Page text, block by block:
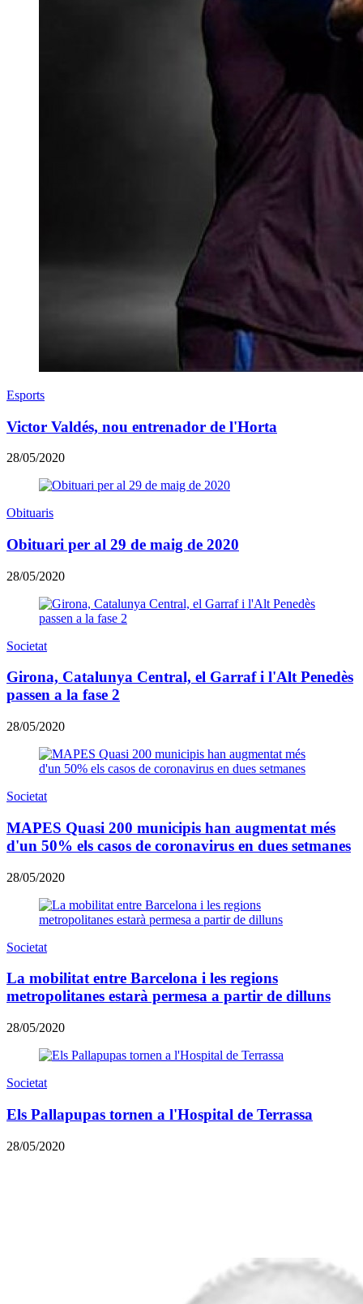
Esports
Victor Valdés, nou entrenador de l'Horta
28/05/2020
Obituaris
Obituari per al 29 de maig de 2020
28/05/2020
Societat
Girona, Catalunya Central, el Garraf i l'Alt Penedès
passen a la fase 2
28/05/2020
Societat
MAPES Quasi 200 municipis han augmentat més
d'un 50% els casos de coronavirus en dues setmanes
28/05/2020
Societat
La mobilitat entre Barcelona i les regions
metropolitanes estarà permesa a partir de dilluns
28/05/2020
Societat
Els Pallapupas tornen a l'Hospital de Terrassa
28/05/2020